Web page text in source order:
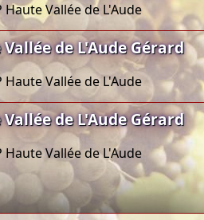
Vallée de L'Aude
de L'Aude Gérard
Vallée de L'Aude
de L'Aude Gérard
Vallée de L'Aude